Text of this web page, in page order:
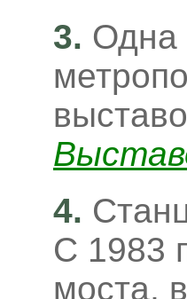
3. Одна
4.
С 1983
моста,